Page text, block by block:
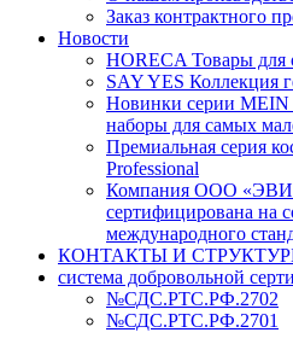
Заказ контрактного
Новости
HORECA Товары для
SAY YES Коллекция
Новинки серии
наборы для самых
Премиальная серия
Professional
Компания ООО «ЭВИ
сертифицирована на
международного
КОНТАКТЫ И
система добровольной
№СДС.РТС.РФ.2702
№СДС.РТС.РФ.2701